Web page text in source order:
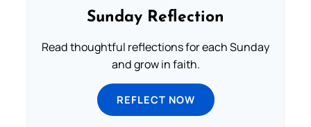
Sunday Reflection
Read thoughtful reflections for each Sunday
and grow in faith.
REFLECT NOW